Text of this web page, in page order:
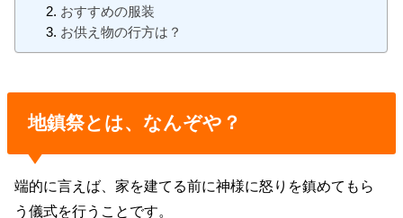
おすすめの服装
お供え物の行方は？
地鎮祭とは、なんぞや？
端的に言えば、家を建てる前に神様に怒りを鎮めてもら
う儀式を行うことです。